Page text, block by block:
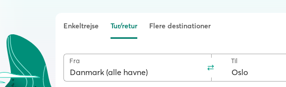
Enkeltrejse Tur/retur Flere destinationer
Fra Til